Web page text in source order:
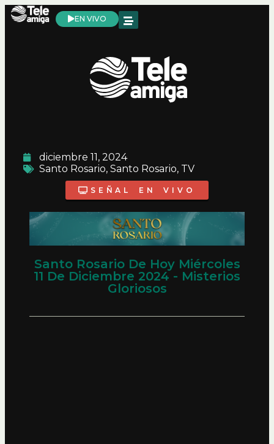
EN VIVO
diciembre 11, 2024
Santo Rosario, Santo Rosario, TV
SEÑAL EN VIVO
Santo Rosario De Hoy Miércoles
11 De Diciembre 2024 - Misterios
Gloriosos